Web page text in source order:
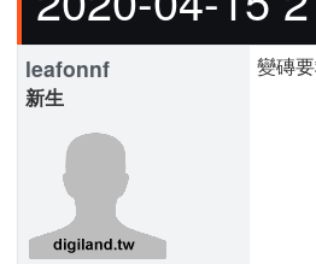
leafonnf
新生
變磚